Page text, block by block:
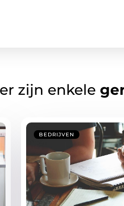
zijn enkele
BEDRIJVEN